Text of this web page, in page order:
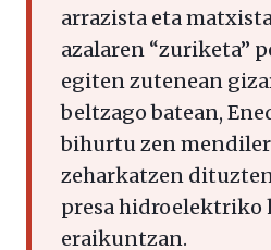
arrazista eta
azalaren “zuriketa”
egiten zutenean
beltzago batean,
bihurtu zen
zeharkatzen
presa hidroelektriko
eraikuntzan.